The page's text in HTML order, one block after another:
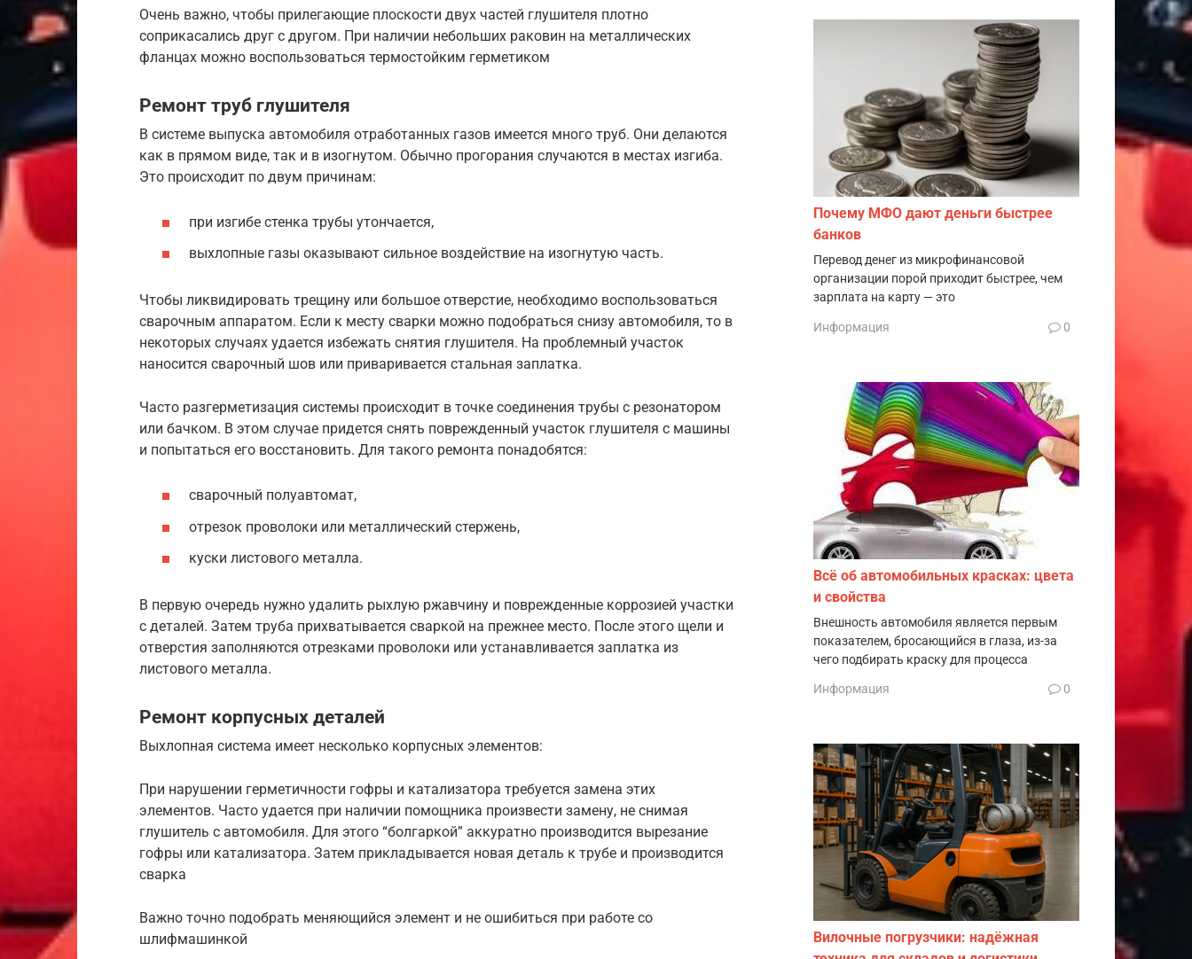
Очень важно, чтобы прилегающие плоскости двух частей глушителя плотно
соприкасались друг с другом. При наличии небольших раковин на металлических
фланцах можно воспользоваться термостойким герметиком
Ремонт труб глушителя
В системе выпуска автомобиля отработанных газов имеется много труб. Они делаются
как в прямом виде, так и в изогнутом. Обычно прогорания случаются в местах изгиба.
Это происходит по двум причинам:
при изгибе стенка трубы утончается,
выхлопные газы оказывают сильное воздействие на изогнутую часть.
Чтобы ликвидировать трещину или большое отверстие, необходимо воспользоваться
сварочным аппаратом. Если к месту сварки можно подобраться снизу автомобиля, то в
некоторых случаях удается избежать снятия глушителя. На проблемный участок
наносится сварочный шов или приваривается стальная заплатка.
Часто разгерметизация системы происходит в точке соединения трубы с резонатором
или бачком. В этом случае придется снять поврежденный участок глушителя с машины
и попытаться его восстановить. Для такого ремонта понадобятся:
сварочный полуавтомат,
отрезок проволоки или металлический стержень,
куски листового металла.
В первую очередь нужно удалить рыхлую ржавчину и поврежденные коррозией участки
с деталей. Затем труба прихватывается сваркой на прежнее место. После этого щели и
отверстия заполняются отрезками проволоки или устанавливается заплатка из
листового металла.
Ремонт корпусных деталей
Выхлопная система имеет несколько корпусных элементов:
При нарушении герметичности гофры и катализатора требуется замена этих
элементов. Часто удается при наличии помощника произвести замену, не снимая
глушитель с автомобиля. Для этого “болгаркой” аккуратно производится вырезание
гофры или катализатора. Затем прикладывается новая деталь к трубе и производится
сварка
Важно точно подобрать меняющийся элемент и не ошибиться при работе со
шлифмашинкой
Почему МФО дают деньги быстрее
банков
Перевод денег из микрофинансовой
организации порой приходит быстрее, чем
зарплата на карту — это
Информация 0
Всё об автомобильных красках: цвета
и свойства
Внешность автомобиля является первым
показателем, бросающийся в глаза, из-за
чего подбирать краску для процесса
Информация 0
Вилочные погрузчики: надёжная